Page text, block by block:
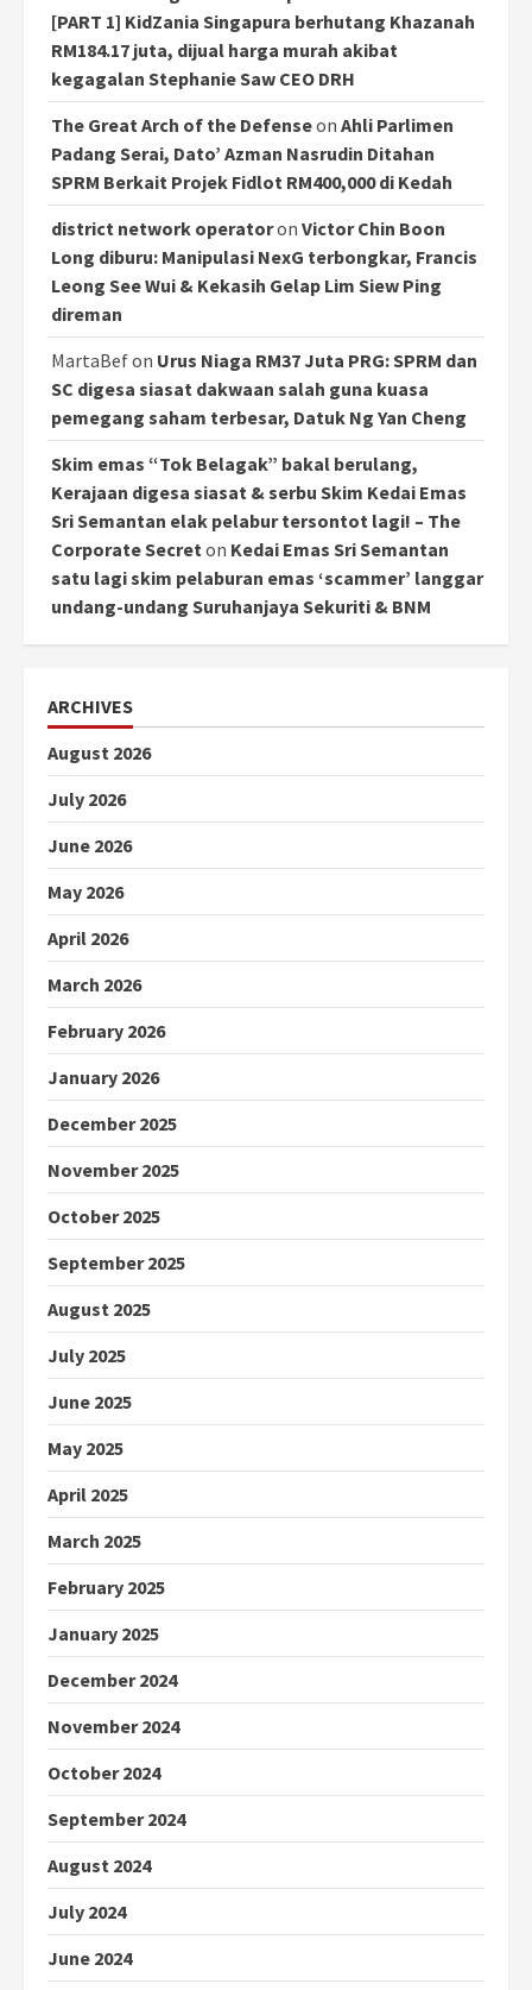
[PART 1] KidZania Singapura berhutang Khazanah
RM184.17 juta, dijual harga murah akibat
kegagalan Stephanie Saw CEO DRH
The Great Arch of the Defenseon Ahli Parlimen
Padang Serai, Dato’ Azman Nasrudin Ditahan
SPRM Berkait Projek Fidlot RM400,000 di Kedah
district network operatoron Victor Chin Boon
Long diburu: Manipulasi NexG terbongkar, Francis
Leong See Wui & Kekasih Gelap Lim Siew Ping
direman
MartaBefon Urus Niaga RM37 Juta PRG: SPRM dan
SC digesa siasat dakwaan salah guna kuasa
pemegang saham terbesar, Datuk Ng Yan Cheng
Skim emas “Tok Belagak” bakal berulang,
Kerajaan digesa siasat & serbu Skim Kedai Emas
Sri Semantan elak pelabur tersontot lagi! – The
Corporate Secret on Kedai Emas Sri Semantan
satu lagi skim pelaburan emas ‘scammer’ langgar
undang-undang Suruhanjaya Sekuriti & BNM
ARCHIVES
August 2026
July 2026
June 2026
May 2026
April 2026
March 2026
February 2026
January 2026
December 2025
November 2025
October 2025
September 2025
August 2025
July 2025
June 2025
May 2025
April 2025
March 2025
February 2025
January 2025
December 2024
November 2024
October 2024
September 2024
August 2024
July 2024
June 2024